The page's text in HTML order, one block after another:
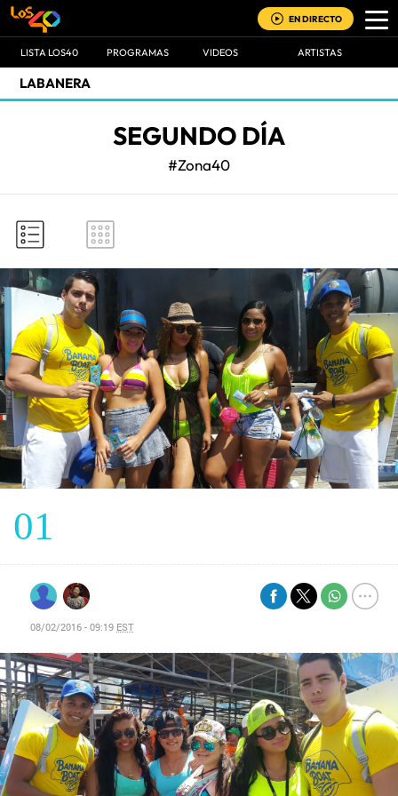
EN DIRECTO
LISTA LOS40 PROGRAMAS VIDEOS ARTISTAS
LABANERA
SEGUNDO DÍA
#Zona40
01
08/02/2016 - 09:19 EST